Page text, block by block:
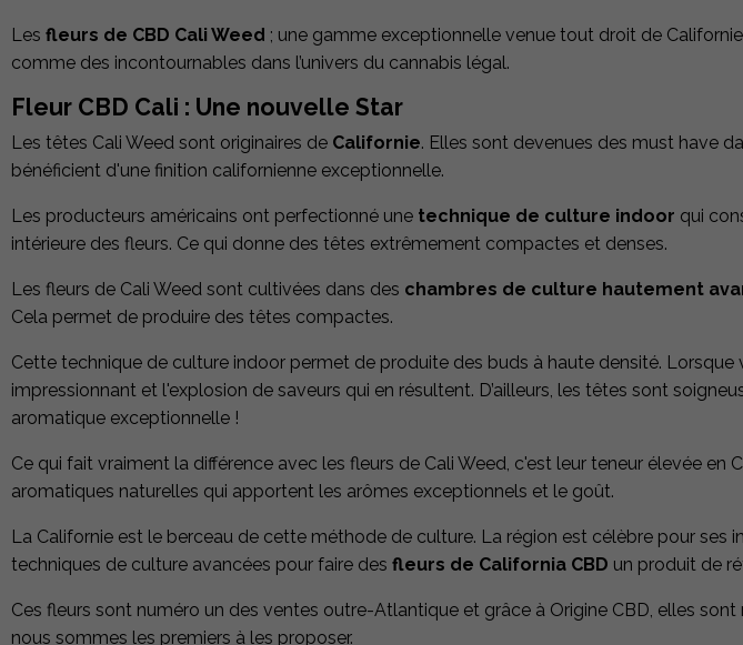
Les fleurs de CBD Cali Weed ; une gamme exceptionnelle venue tout droit de
comme des incontournables dans l’univers du cannabis légal.
Fleur CBD Cali : Une nouvelle Star
Les têtes Cali Weed sont originaires de Californie. Elles sont devenues des must have
bénéficient d'une finition californienne exceptionnelle.
Les producteurs américains ont perfectionné une technique de culture indoor qui
intérieure des fleurs. Ce qui donne des têtes extrêmement compactes et denses.
Les fleurs de Cali Weed sont cultivées dans des chambres de culture hautement
Cela permet de produire des têtes compactes.
Cette technique de culture indoor permet de produite des buds à haute densité. Lorsque
impressionnant et l'explosion de saveurs qui en résultent. D’ailleurs, les têtes sont
aromatique exceptionnelle !
Ce qui fait vraiment la différence avec les fleurs de Cali Weed, c'est leur teneur élevée en
aromatiques naturelles qui apportent les arômes exceptionnels et le goût.
La Californie est le berceau de cette méthode de culture. La région est célèbre pour
techniques de culture avancées pour faire des fleurs de California CBD un produit de
Ces fleurs sont numéro un des ventes outre-Atlantique et grâce à Origine CBD, elles
nous sommes les premiers à les proposer.